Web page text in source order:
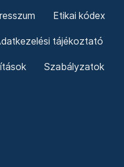
Etikai kódex
tájékoztató
Szabályzatok